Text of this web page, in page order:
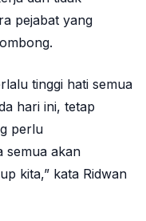
pejabat yang
tinggi hati semua
hari ini, tetap
perlu
semua akan
kita,” kata Ridwan